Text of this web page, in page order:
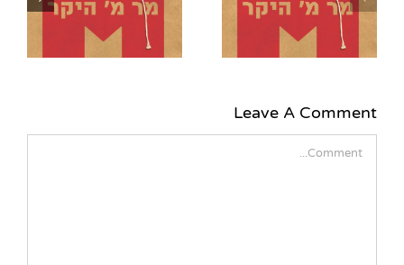
עותקים מהספר "מר מ'
היקר" מאת הרמן קוך
(הוצאת כתר ועברית)
Leave A Comment